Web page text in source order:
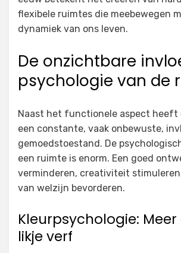
flexibele ruimtes die meebewegen
dynamiek van ons leven.
De onzichtbare
psychologie van de
Naast het functionele aspect heeft
een constante, vaak onbewuste,
gemoedstoestand. De
een ruimte is enorm. Een goed
verminderen, creativiteit stimuleren
van welzijn bevorderen.
Kleurpsychologie:
likje verf